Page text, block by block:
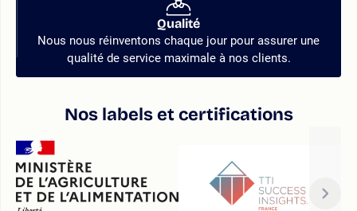
Qualité
Nous nous réinventons chaque jour pour assurer une
qualité de service maximale à nos clients.
Nos labels et certifications